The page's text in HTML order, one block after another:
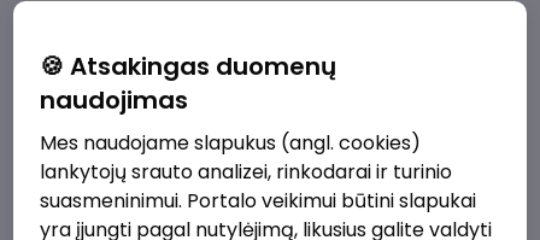
1715 - 2170 €/mėn.
🍪 Atsakingas duomenų
naudojimas
Mes naudojame slapukus (angl. cookies)
lankytojų srauto analizei, rinkodarai ir turinio
suasmeninimui. Portalo veikimui būtini slapukai
yra įjungti pagal nutylėjimą, likusius galite valdyti